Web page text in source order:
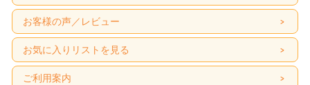
お客様の声／レビュー
お気に入りリストを見る
ご利用案内